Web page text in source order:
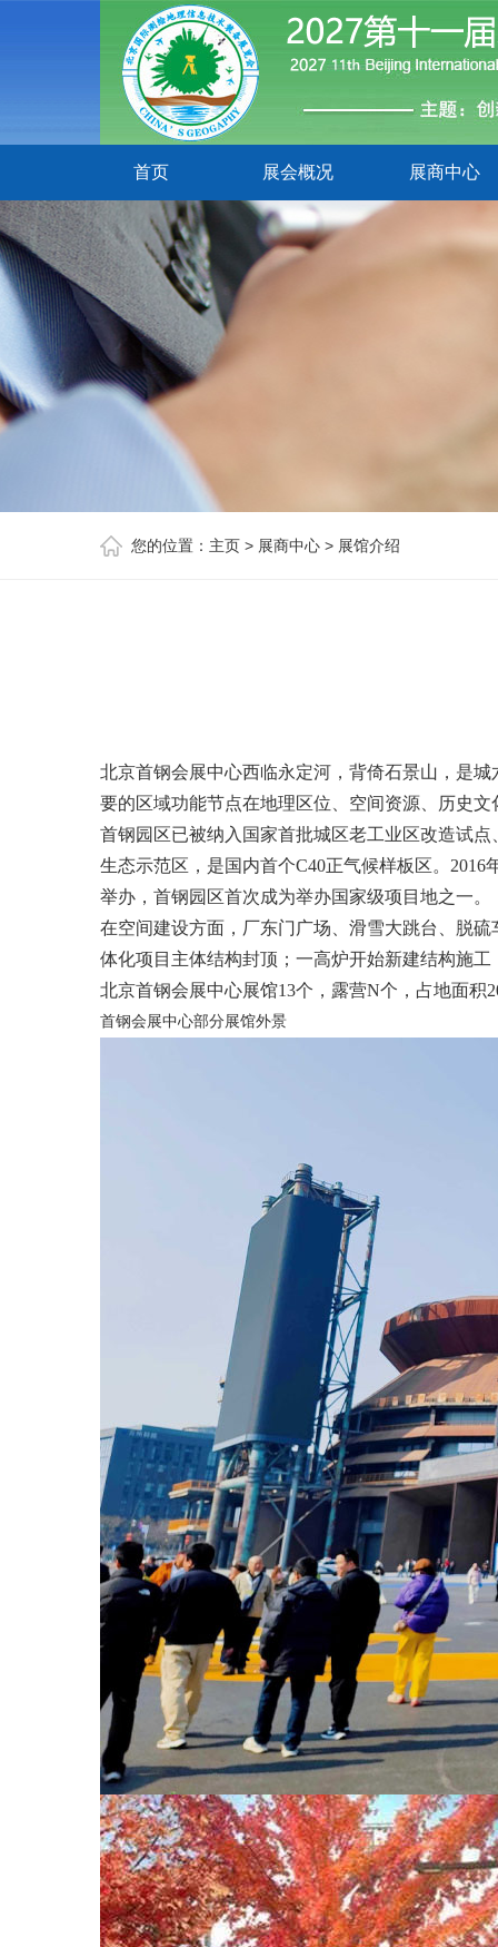
首页 展会概况 展商中心
您的位置： 主页 > 展商中心 > 展馆介绍
北京首钢会展中心西临永定河，背倚石景山，是
要的区域功能节点在地理区位、空间资源、历史
首钢园区已被纳入国家首批城区老工业区改造试
生态示范区，是国内首个C40正气候样板区。
举办，首钢园区首次成为举办国家级项目地之一。
在空间建设方面，厂东门广场、滑雪大跳台、脱
体化项目主体结构封顶；一高炉开始新建结构施
北京首钢会展中心展馆13个，露营N个，占地面积
首钢会展中心部分展馆外景